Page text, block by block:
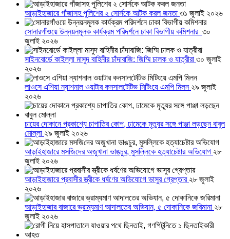
আড়াইহাজারে গাঁজাসহ পুলিশের ২ সোর্সকে আটক করল জনতা ৩১ জুলাই ২০২৬
সোনারগাঁওয়ে উন্নয়নমূলক কার্যক্রম পরিদর্শনে ঢাকা বিভাগীয় কমিশনার ৩০
জুলাই ২০২৬
সাইনবোর্ডে কাইল্লা মাসুদ বাহিনীর চাঁদাবাজি: জিম্মি চালক ও যাত্রীরা ৩০ জুলাই
২০২৬
লাওসে এশিয়া ন্যাশনাল ওয়াটার কনসালটেটিভ মিটিংয়ে এমপি মিলন ২৯ জুলাই
২০২৬
চায়ের দোকানে প্রকাশ্যে চাপাতির কোপ, ঢামেকে মৃত্যুর সঙ্গে পাঞ্জা লড়ছেন বাবুল
মোল্লা ২৯ জুলাই ২০২৬
আড়াইহাজারে মস‌জি‌দের অজুখানা ভাঙচুর, মুসল্লিকে হত্যাচেষ্টার অভিযোগ ২৮
জুলাই ২০২৬
আড়াইহাজারে প্রবাসীর স্ত্রীকে ধর্ষণের অভিযোগে ভাসুর গ্রেপ্তার ২৮ জুলাই
২০২৬
আড়াইহাজার বাজারে ভ্রাম্যমাণ আদালতের অভিযান, ৫ দোকানিকে জরিমানা ২৮
জুলাই ২০২৬